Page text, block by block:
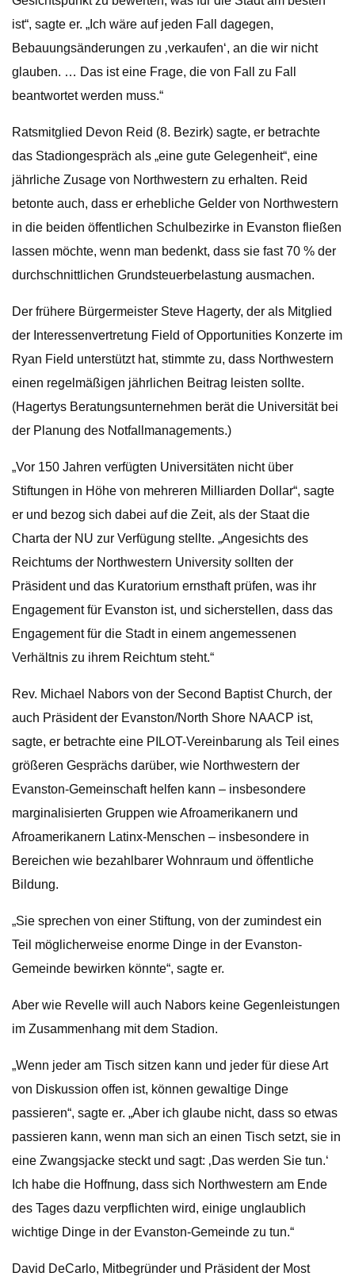
ist“, sagte er. „Ich wäre auf jeden Fall dagegen,
Bebauungsänderungen zu ‚verkaufen‘, an die wir nicht
glauben. … Das ist eine Frage, die von Fall zu Fall
beantwortet werden muss.“
Ratsmitglied Devon Reid (8. Bezirk) sagte, er betrachte
das Stadiongespräch als „eine gute Gelegenheit“, eine
jährliche Zusage von Northwestern zu erhalten. Reid
betonte auch, dass er erhebliche Gelder von Northwestern
in die beiden öffentlichen Schulbezirke in Evanston fließen
lassen möchte, wenn man bedenkt, dass sie fast 70 % der
durchschnittlichen Grundsteuerbelastung ausmachen.
Der frühere Bürgermeister Steve Hagerty, der als Mitglied
der Interessenvertretung Field of Opportunities Konzerte im
Ryan Field unterstützt hat, stimmte zu, dass Northwestern
einen regelmäßigen jährlichen Beitrag leisten sollte.
(Hagertys Beratungsunternehmen berät die Universität bei
der Planung des Notfallmanagements.)
„Vor 150 Jahren verfügten Universitäten nicht über
Stiftungen in Höhe von mehreren Milliarden Dollar“, sagte
er und bezog sich dabei auf die Zeit, als der Staat die
Charta der NU zur Verfügung stellte. „Angesichts des
Reichtums der Northwestern University sollten der
Präsident und das Kuratorium ernsthaft prüfen, was ihr
Engagement für Evanston ist, und sicherstellen, dass das
Engagement für die Stadt in einem angemessenen
Verhältnis zu ihrem Reichtum steht.“
Rev. Michael Nabors von der Second Baptist Church, der
auch Präsident der Evanston/North Shore NAACP ist,
sagte, er betrachte eine PILOT-Vereinbarung als Teil eines
größeren Gesprächs darüber, wie Northwestern der
Evanston-Gemeinschaft helfen kann – insbesondere
marginalisierten Gruppen wie Afroamerikanern und
Afroamerikanern Latinx-Menschen – insbesondere in
Bereichen wie bezahlbarer Wohnraum und öffentliche
Bildung.
„Sie sprechen von einer Stiftung, von der zumindest ein
Teil möglicherweise enorme Dinge in der Evanston-
Gemeinde bewirken könnte“, sagte er.
Aber wie Revelle will auch Nabors keine Gegenleistungen
im Zusammenhang mit dem Stadion.
„Wenn jeder am Tisch sitzen kann und jeder für diese Art
von Diskussion offen ist, können gewaltige Dinge
passieren“, sagte er. „Aber ich glaube nicht, dass so etwas
passieren kann, wenn man sich an einen Tisch setzt, sie in
eine Zwangsjacke steckt und sagt: ‚Das werden Sie tun.‘
Ich habe die Hoffnung, dass sich Northwestern am Ende
des Tages dazu verpflichten wird, einige unglaublich
wichtige Dinge in der Evanston-Gemeinde zu tun.“
David DeCarlo, Mitbegründer und Präsident der Most